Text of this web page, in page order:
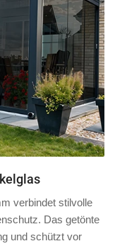
verbindet stilvolle
Das getönte
und schützt vor